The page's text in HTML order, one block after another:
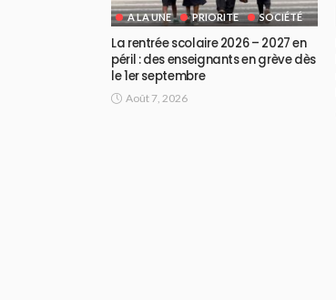
A LA UNE PRIORITE SOCIÉTÉ
La rentrée scolaire 2026 – 2027 en
péril : des enseignants en grève dès
le 1er septembre
Août 7, 2026